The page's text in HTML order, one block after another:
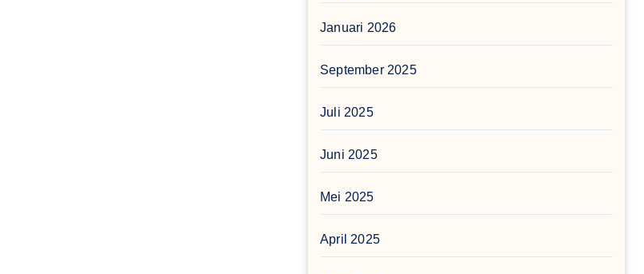
Januari 2026
September 2025
Juli 2025
Juni 2025
Mei 2025
April 2025